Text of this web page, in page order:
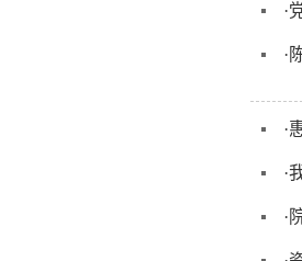
·
·
·
·
·